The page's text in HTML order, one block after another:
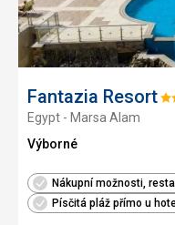
Fantazia Resort
Egypt - Marsa Alam
Výborné
Nákupní možnosti,
Písčitá pláž přímo u